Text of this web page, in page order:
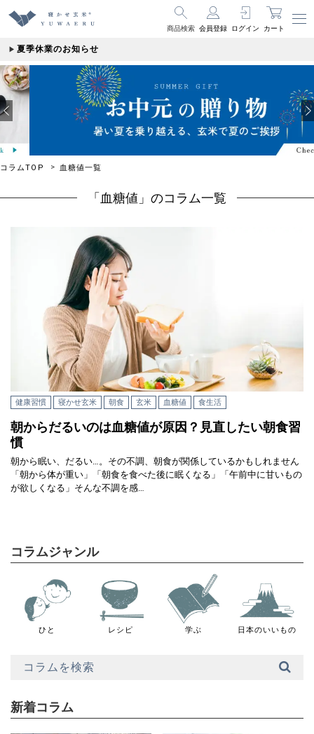
商品検索 会員登録 ログイン カート
夏季休業のお知らせ
コラムTOP 血糖値一覧
「血糖値」のコラム一覧
健康習慣 寝かせ玄米 朝食 玄米 血糖値 食生活
朝からだるいのは血糖値が原因？見直したい朝食習
慣
朝から眠い、だるい…。その不調、朝食が関係しているかもしれません
「朝から体が重い」「朝食を食べた後に眠くなる」「午前中に甘いもの
が欲しくなる」そんな不調を感…
コラムジャンル
ひと レシピ 学ぶ 日本のいいもの
新着コラム